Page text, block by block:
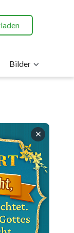
Bilder